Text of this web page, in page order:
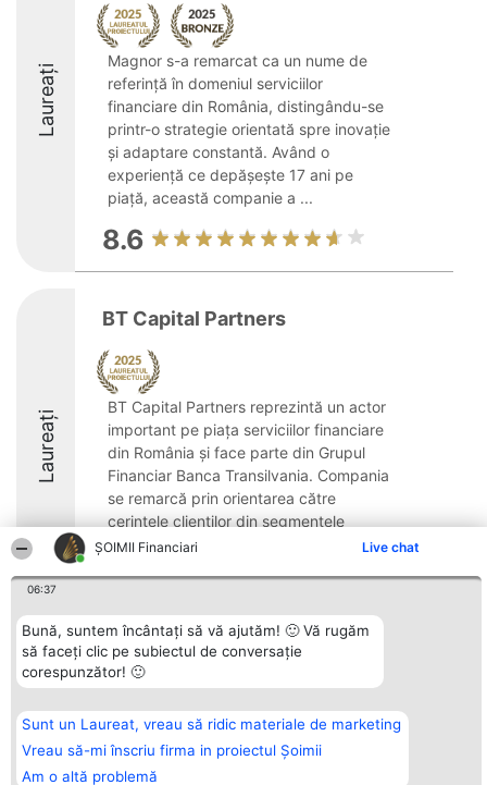
ȘOIMII Financiari Live chat
06:37
Bună, suntem încântați să vă ajutăm! 🙂 Vă rugăm
să faceți clic pe subiectul de conversație
corespunzător! 🙂
Sunt un Laureat, vreau să ridic materiale de marketing
Vreau să-mi înscriu firma in proiectul Șoimii
Am o altă problemă
Laureați
Magnor s-a remarcat ca un nume de
referință în domeniul serviciilor
financiare din România, distingându-se
printr-o strategie orientată spre inovație
și adaptare constantă. Având o
experiență ce depășește 17 ani pe
piață, această companie a ...
8.6
Laureați
BT Capital Partners
BT Capital Partners reprezintă un actor
important pe piața serviciilor financiare
din România și face parte din Grupul
Financiar Banca Transilvania. Compania
se remarcă prin orientarea către
cerințele clienților din segmentele
corporative și ...
8.4
Organizator Ranking
BRIGHT SOLUTIONS BR SRL
Sc. A Et. 4 Ap. 13 Cod 061952
București
CUI 36737675
tel: +40 770 990 492
Plebiscyt
Laureaților
Reguli
Politica de